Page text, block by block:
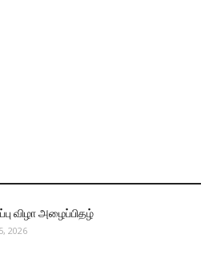
விழா அழைப்பிதழ்
2026